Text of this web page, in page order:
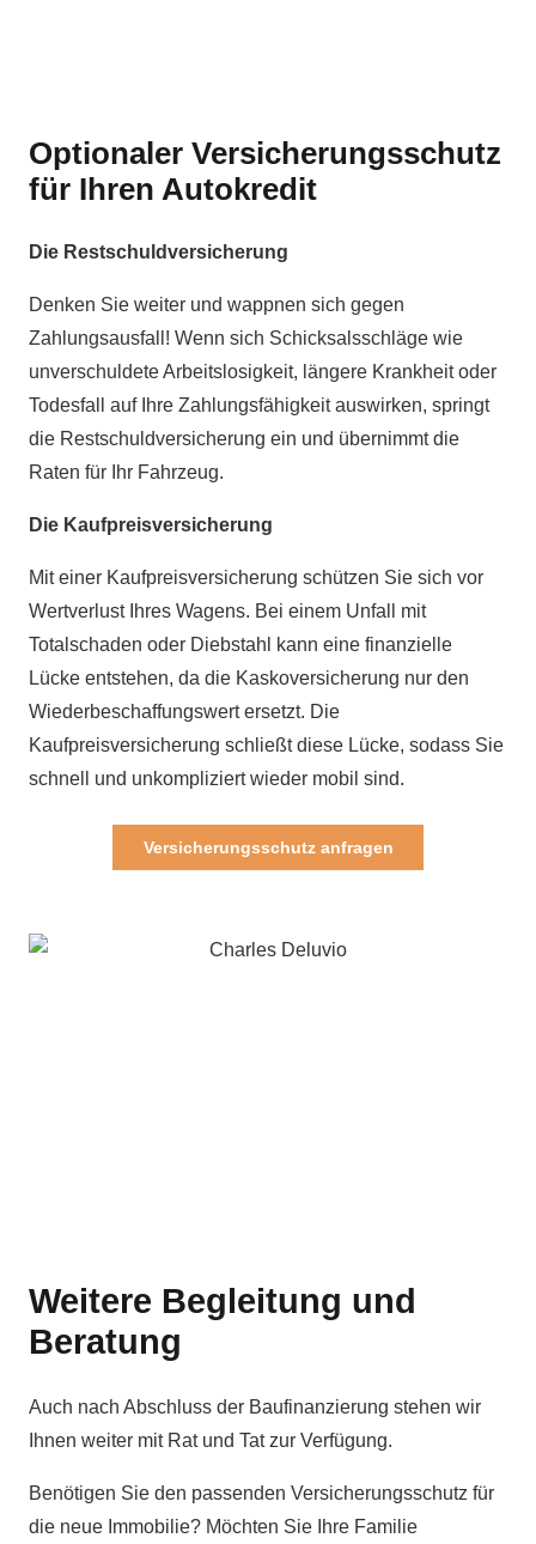
Optionaler Versicherungsschutz
für Ihren Autokredit
Die Restschuldversicherung
Denken Sie weiter und wappnen sich gegen
Zahlungsausfall! Wenn sich Schicksalsschläge wie
unverschuldete Arbeitslosigkeit, längere Krankheit oder
Todesfall auf Ihre Zahlungsfähigkeit auswirken, springt
die Restschuldversicherung ein und übernimmt die
Raten für Ihr Fahrzeug.
Die Kaufpreisversicherung
Mit einer Kaufpreisversicherung schützen Sie sich vor
Wertverlust Ihres Wagens. Bei einem Unfall mit
Totalschaden oder Diebstahl kann eine finanzielle
Lücke entstehen, da die Kaskoversicherung nur den
Wiederbeschaffungswert ersetzt. Die
Kaufpreisversicherung schließt diese Lücke, sodass Sie
schnell und unkompliziert wieder mobil sind.
Versicherungsschutz anfragen
Weitere Begleitung und
Beratung
Auch nach Abschluss der Baufinanzierung stehen wir
Ihnen weiter mit Rat und Tat zur Verfügung.
Benötigen Sie den passenden Versicherungsschutz für
die neue Immobilie? Möchten Sie Ihre Familie